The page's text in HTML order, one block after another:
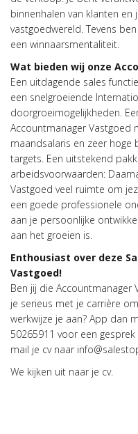
binnenhalen van klanten
vastgoedwereld. Tevens
een winnaarsmentaliteit.
Wat bieden wij onze
Een uitdagende sales
een snelgroeiende
doorgroeimogelijkheden.
Accountmanager Vastgoed
maandsalaris en zeer hoge
targets. Een uitstekend
arbeidsvoorwaarden:
Vastgoed veel ruimte om
een goede professionele
aan je persoonlijke
aan het groeien is.
Enthousiast over deze
Vastgoed!
Ben jij die Accountmanager
je serieus met je carrière
werkwijze je aan? App dan
50265911 voor een
mail je cv naar
We kijken uit naar je cv.